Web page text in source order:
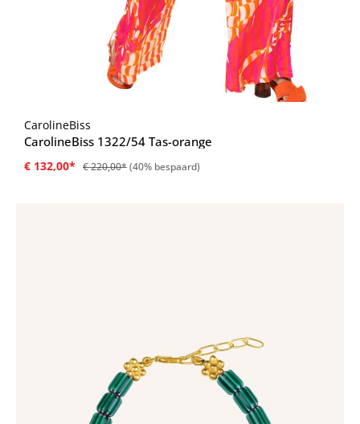
CarolineBiss
CarolineBiss 1322/54 Tas-orange
€ 132,00* € 220,00*(40% bespaard)